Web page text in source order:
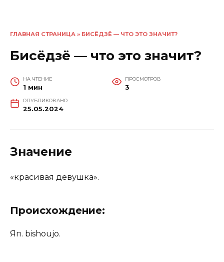
ГЛАВНАЯ СТРАНИЦА » БИСЁДЗЁ — ЧТО ЭТО ЗНАЧИТ?
Бисёдзё — что это значит?
НА ЧТЕНИЕ
1 мин
ПРОСМОТРОВ
3
ОПУБЛИКОВАНО
25.05.2024
Значение
«красивая девушка».
Происхождение:
Яп. bishoujo.